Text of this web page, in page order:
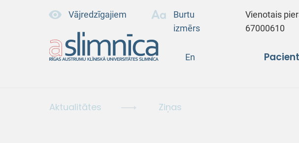
Vājredzīgajiem
Burtu
izmērs
Vienotais
67000610
En
Aktualitātes Ziņas